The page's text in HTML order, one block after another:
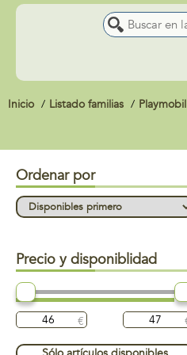
Inicio Listado familias Playmobil
Ordenar por
Precio y disponiblidad